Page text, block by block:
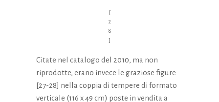
[
2
8
]
Citate nel catalogo del 2010, ma non
riprodotte, erano invece le graziose figure
[27-28] nella coppia di tempere di formato
verticale (116 x 49 cm) poste in vendita a